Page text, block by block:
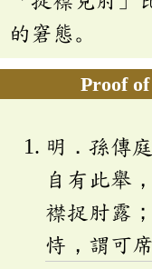
的窘態。
Proof
明．孫傳
自有此舉
襟捉肘露
恃，謂可